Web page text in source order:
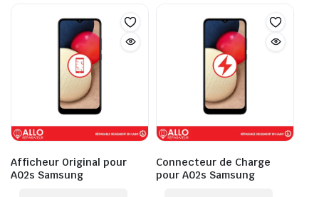
Afficheur Original pour
A02s Samsung
Connecteur de Charge
pour A02s Samsung